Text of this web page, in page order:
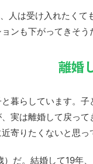
人は受け入れたく
ンも下がってきそう
離婚
と暮らしています。
実は離婚して戻っ
寄りたくないと思っ
だ。結婚して19年